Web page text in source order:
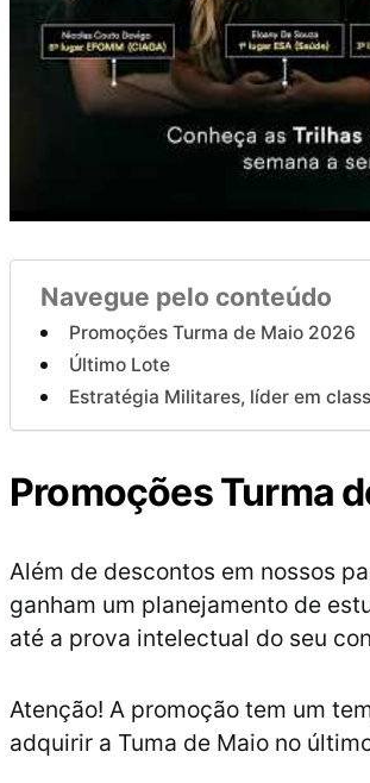
Navegue pelo conteúdo
Promoções Turma de Maio 2026
Último Lote
Estratégia Militares, líder em
Promoções Turma
Além de descontos em nossos
ganham um planejamento de
até a prova intelectual do seu
Atenção! A promoção tem um
adquirir a Tuma de Maio no